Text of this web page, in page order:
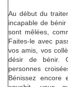
Au début du
incapable de
sont mêlées,
Faites-le avec
vos amis, vos
désir de bénir.
personnes
Bénissez encore